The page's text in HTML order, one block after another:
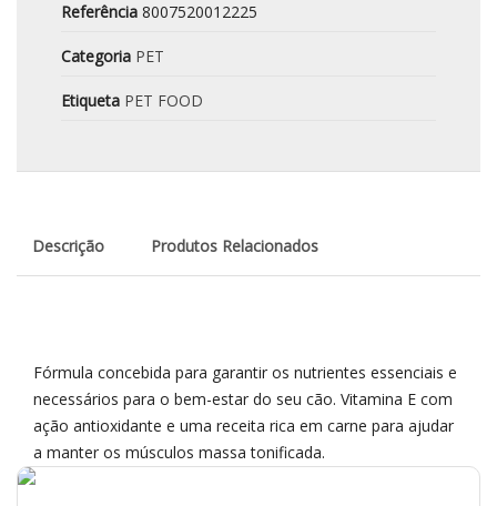
Referência 8007520012225
Categoria PET
Etiqueta PET FOOD
Descrição Produtos Relacionados
Fórmula concebida para garantir os nutrientes essenciais e
necessários para o bem-estar do seu cão. Vitamina E com
ação antioxidante e uma receita rica em carne para ajudar
a manter os músculos massa tonificada.